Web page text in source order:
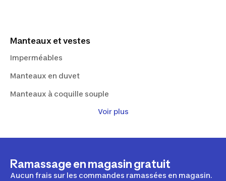
Manteaux et vestes
Imperméables
Manteaux en duvet
Manteaux à coquille souple
Vêtements de plage
Voir plus
Ramassage en magasin gratuit
Aucun frais sur les commandes ramassées en magasin.